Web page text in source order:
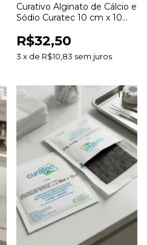
Curativo Alginato de Cálcio e
Sódio Curatec 10 cm x 10
R$32,50
3 x de R$10,83 sem juros
1/5